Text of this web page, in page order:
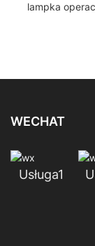
lampka
WECHAT
Usługa1